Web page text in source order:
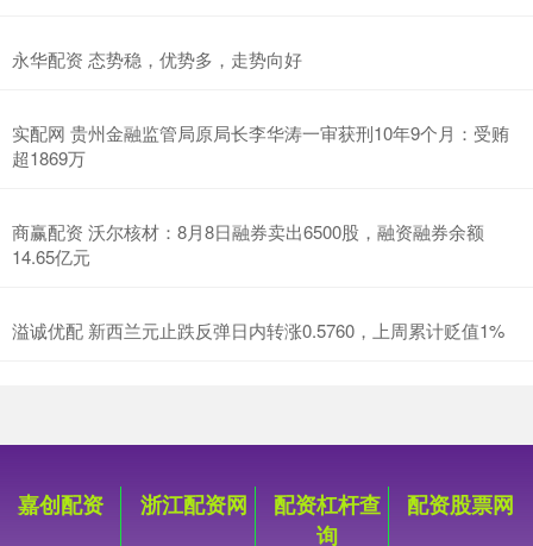
永华配资 态势稳，优势多，走势向好
实配网 贵州金融监管局原局长李华涛一审获刑10年9个月：受贿
超1869万
商赢配资 沃尔核材：8月8日融券卖出6500股，融资融券余额
14.65亿元
溢诚优配 新西兰元止跌反弹日内转涨0.5760，上周累计贬值1%
嘉创配资 浙江配资网
配资杠杆查
询
配资股票网